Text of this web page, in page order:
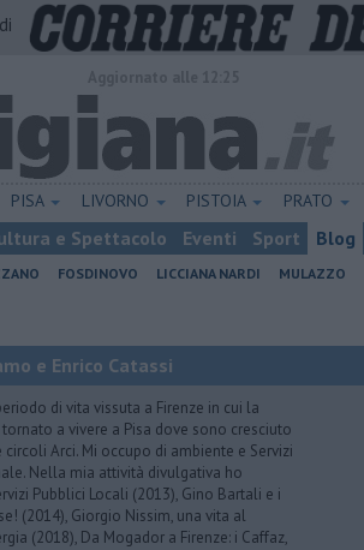
PISA LIVORNO PISTOIA PRATO
e Spettacolo Eventi Sport Blog
FOSDINOVO LICCIANA NARDI MULAZZO
e Enrico Catassi
di vita vissuta a Firenze in cui la
a vivere a Pisa dove sono cresciuto
circoli Arci. Mi occupo di ambiente e Servizi
Nella mia attività divulgativa ho
Pubblici Locali (2013), Gino Bartali e i
(2014), Giorgio Nissim, una vita al
(2018), Da Mogador a Firenze: i Caffaz,